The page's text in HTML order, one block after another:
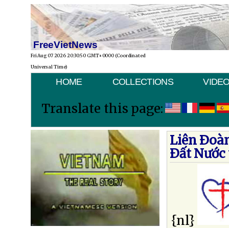
FreeVietNews
Fri Aug 07 2026 20:30:50 GMT+0000 (Coordinated
Universal Time)
HOME COLLECTIONS
Translate this page:
Liên
Ðất Nước
{nl}